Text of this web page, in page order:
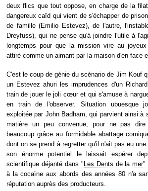
deux flics que tout oppose, en charge de la
dangereux caïd qui vient de s'échapper de
de famille (Emilio Estevez), de l'autre,
Dreyfuss), qui ne pense qu'à joindre l'utile à
longtemps pour que la mission vire au
attiré comme un aimant par la maison d'en face
C'est le coup de génie du scénario de Jim Kouf
un Estevez ahuri les imprudences d'un
train de jouer le joli cœur et qui s'amuse à
en train de l'observer. Situation ubuesque
exploitée par John Badham, qui parvient ainsi à
matière un peu convenue, pour ne pas
beaucoup grâce au formidable abattage
dont on se prend à regretter qu'il n'ait pas eu
son énorme potentiel le laissait espérer
scientifique déjanté dans " Les Dents de la mer"
à la cocaïne aux abords des années 80 n'a
réputation auprès des producteurs.